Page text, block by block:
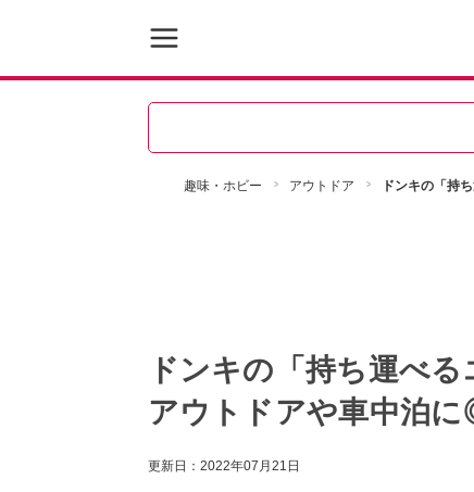
趣味・ホビー アウトドア ドンキの「持
ドンキの「持ち運べ
アウトドアや車中泊
更新日： 2022年07月21日